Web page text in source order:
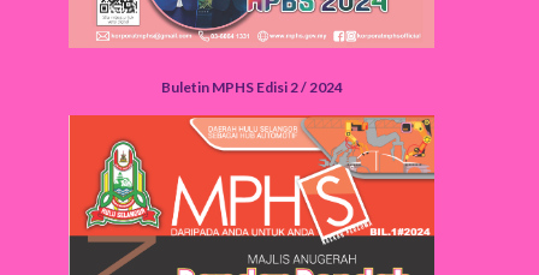
Buletin MPHS Edisi 2 / 2024